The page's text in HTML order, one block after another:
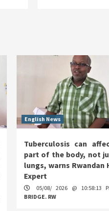
English News
Tuberculosis can
part of the body, not
lungs, warns Rwandan
Expert
05/08/ 2026 @ 10:58:13
BRIDGE. RW